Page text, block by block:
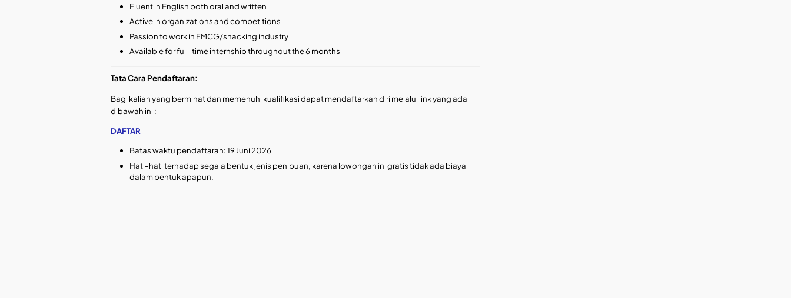
Fluent in English both oral and written
Active in organizations and competitions
Passion to work in FMCG/snacking industry
Available for full-time internship throughout the 6 months
Tata Cara Pendaftaran:
Bagi kalian yang berminat dan memenuhi kualifikasi dapat mendaftarkan diri melalui link yang ada
dibawah ini :
DAFTAR
Batas waktu pendaftaran: 19 Juni 2026
Hati-hati terhadap segala bentuk jenis penipuan, karena lowongan ini gratis tidak ada biaya
dalam bentuk apapun.